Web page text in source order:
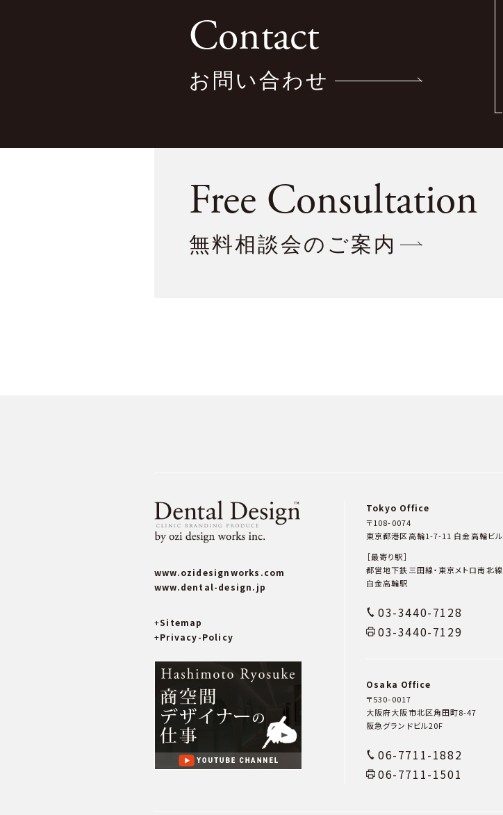
Contact
お問い合わせ
Free Consultation
無料相談会のご案内
www.ozidesignworks.com
www.dental-design.jp
+Sitemap
+Privacy-Policy
Tokyo Office
〒108-0074
東京都港区高輪1-7-11 白金高輪ビル
［最寄り駅］
都営地下鉄三田線・東京メトロ南北線
白金高輪駅
03-3440-7128
03-3440-7129
Osaka Office
〒530-0017
大阪府大阪市北区角田町8-47
阪急グランドビル20F
06-7711-1882
06-7711-1501